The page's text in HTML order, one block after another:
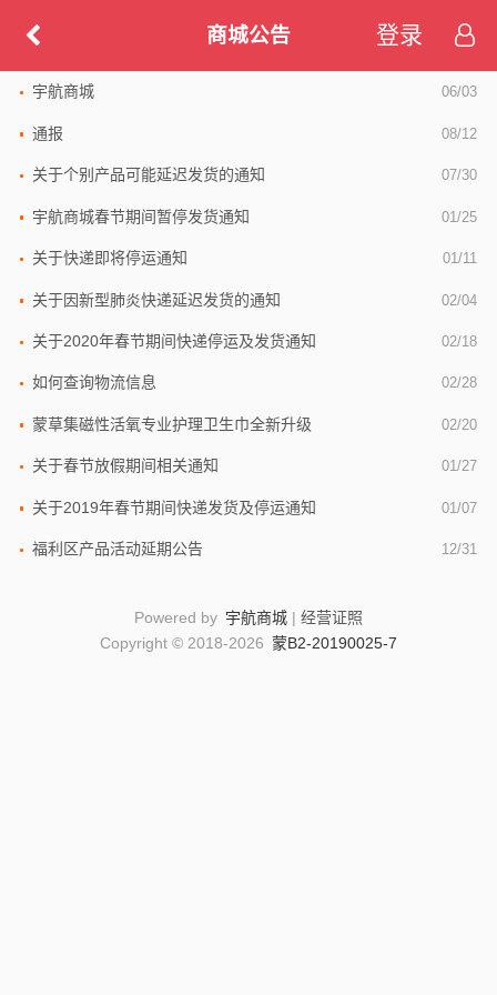
商城公告 登录
06/03
宇航商城
08/12
通报
07/30
关于个别产品可能延迟发货的通知
01/25
宇航商城春节期间暂停发货通知
01/11
关于快递即将停运通知
02/04
关于因新型肺炎快递延迟发货的通知
02/18
关于2020年春节期间快递停运及发货通知
02/28
如何查询物流信息
02/20
蒙草集磁性活氧专业护理卫生巾全新升级
01/27
关于春节放假期间相关通知
01/07
关于2019年春节期间快递发货及停运通知
12/31
福利区产品活动延期公告
Powered by 宇航商城 | 经营证照
Copyright © 2018-2026 蒙B2-20190025-7